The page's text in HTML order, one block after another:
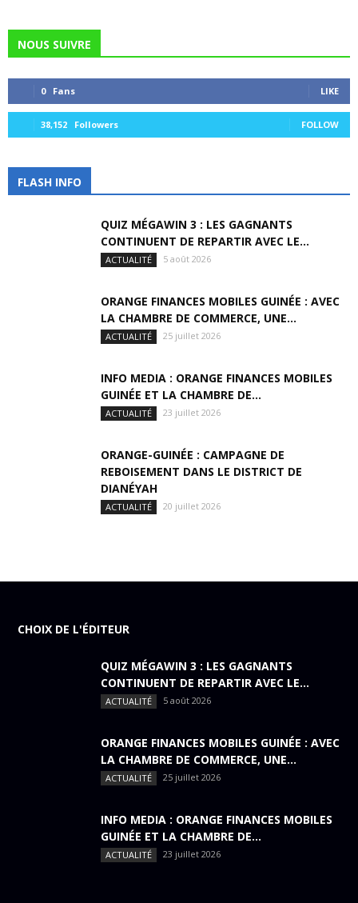
NOUS SUIVRE
0 Fans LIKE
38,152 Followers FOLLOW
FLASH INFO
QUIZ MÉGAWIN 3 : LES GAGNANTS
CONTINUENT DE REPARTIR AVEC LE...
ACTUALITÉ 5 août 2026
ORANGE FINANCES MOBILES GUINÉE : AVEC
LA CHAMBRE DE COMMERCE, UNE...
ACTUALITÉ 25 juillet 2026
INFO MEDIA : ORANGE FINANCES MOBILES
GUINÉE ET LA CHAMBRE DE...
ACTUALITÉ 23 juillet 2026
ORANGE-GUINÉE : CAMPAGNE DE
REBOISEMENT DANS LE DISTRICT DE
DIANÉYAH
ACTUALITÉ 20 juillet 2026
CHOIX DE L'ÉDITEUR
QUIZ MÉGAWIN 3 : LES GAGNANTS
CONTINUENT DE REPARTIR AVEC LE...
ACTUALITÉ 5 août 2026
ORANGE FINANCES MOBILES GUINÉE : AVEC
LA CHAMBRE DE COMMERCE, UNE...
ACTUALITÉ 25 juillet 2026
INFO MEDIA : ORANGE FINANCES MOBILES
GUINÉE ET LA CHAMBRE DE...
ACTUALITÉ 23 juillet 2026